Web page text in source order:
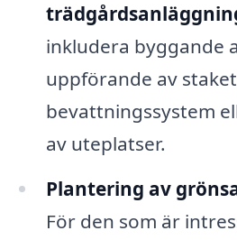
inkludera byggande
uppförande av
bevattningssystem
av uteplatser.
Plantering av
För den som är